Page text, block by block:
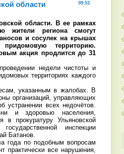
09:53
области
области. В ее рамках
жители региона смогут
и сосулек на крышах
территорию.
акция продлится до 31
недели чистоты и
территориях каждого
указанным в жалобах. В
организаций, управляющих
устранении всех недочётов.
и здоровью населения,
в прокуратуру Ульяновской
инспекции
Батанов.
года по подобным вопросам
все нарушения,